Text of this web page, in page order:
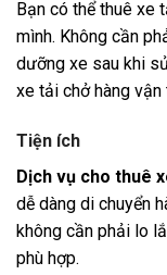
Bạn có thể thuê xe
mình. Không cần
dưỡng xe sau khi
xe tải chở hàng
Tiện ích
Dịch vụ cho thuê
dễ dàng di chuyển
không cần phải lo
phù hợp.